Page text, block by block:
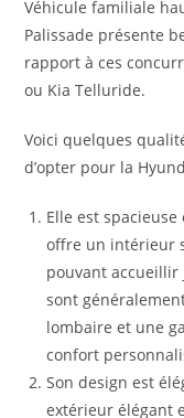
Véhicule familiale
Palissade présente
rapport à ces
ou Kia Telluride.
Voici quelques
d’opter pour la
Elle est
offre un intérieur
pouvant accueillir
sont
lombaire et une
confort
Son design est
extérieur élégant